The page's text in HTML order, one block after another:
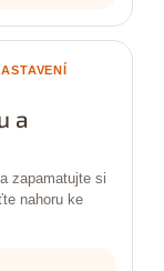
a
zapamatujte si
nahoru ke